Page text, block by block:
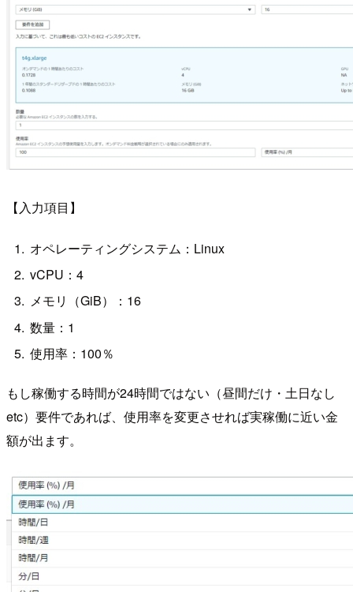
【入力項目】
オペレーティングシステム：Linux
vCPU：4
メモリ（GiB）：16
数量：1
使用率：100％
もし稼働する時間が24時間ではない（昼間だけ・土日なし
etc）要件であれば、使用率を変更させれば実稼働に近い金
額が出ます。